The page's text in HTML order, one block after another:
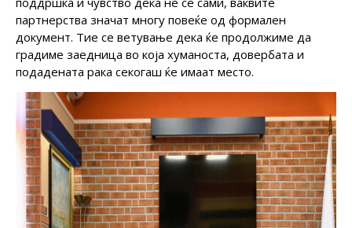
партнерства значат многу повеќе од формален
документ. Тие се ветување дека ќе продолжиме да
градиме заедница во која хуманоста, довербата и
подадената рака секогаш ќе имаат место.